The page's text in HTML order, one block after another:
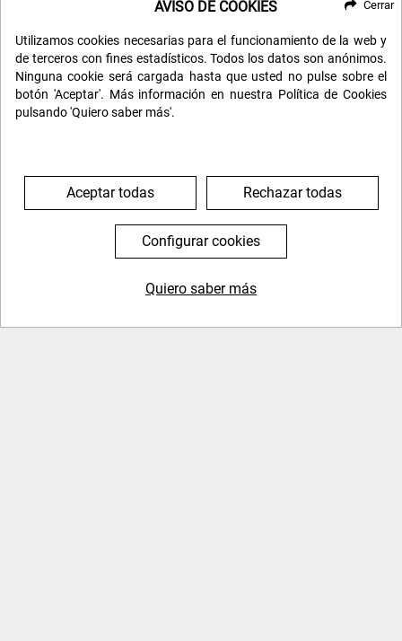
hasta la próxima.
Conocer gente de todas partes y practicar el idioma
Estar en uno de los barrios más emblemáticos de
Disfrutar de la ciudad más cosmopolita
AVISO DE COOKIES
Utilizamos cookies necesarias para el funcionamiento de la web y
de terceros con fines estadísticos. Todos los datos son anónimos.
Ninguna cookie será cargada hasta que usted no pulse sobre el
botón 'Aceptar'. Más información en nuestra Política de Cookies
pulsando 'Quiero saber más'.
Aceptar todas Rechazar todas
Configurar cookies
Quiero saber más
Cerrar